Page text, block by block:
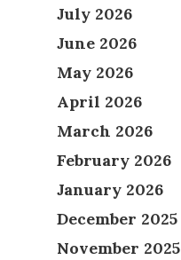
July 2026
June 2026
May 2026
April 2026
March 2026
February 2026
January 2026
December 2025
November 2025